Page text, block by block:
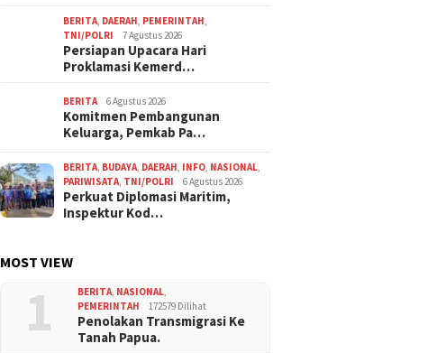
BERITA, DAERAH, PEMERINTAH,
TNI/POLRI
7 Agustus 2026
Persiapan Upacara Hari
Proklamasi Kemerd…
BERITA 6 Agustus 2026
Komitmen Pembangunan
Keluarga, Pemkab Pa…
BERITA, BUDAYA, DAERAH, INFO, NASIONAL,
PARIWISATA, TNI/POLRI 6 Agustus 2026
Perkuat Diplomasi Maritim,
Inspektur Kod…
MOST VIEW
1 BERITA, NASIONAL,
PEMERINTAH
172579 Dilihat
Penolakan Transmigrasi Ke
Tanah Papua.